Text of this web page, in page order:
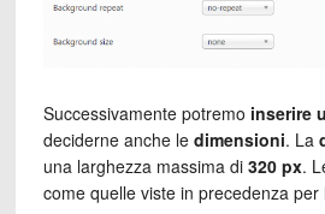
Successivamente potremo inserire
deciderne anche le dimensioni. La
una larghezza massima di 320 px.
come quelle viste in precedenza per